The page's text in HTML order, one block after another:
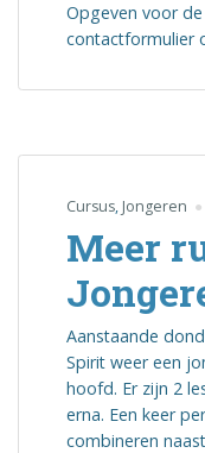
Opgeven voor
contactformulier
Cursus, Jongeren
Meer
Aanstaande
Spirit weer een
hoofd. Er zijn 2
erna. Een keer
combineren